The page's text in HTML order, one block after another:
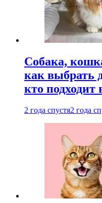
Собака,
как выбрать
кто подходит
2 года спустя2 года